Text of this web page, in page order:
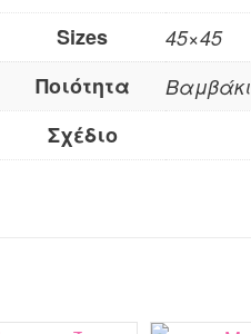
Sizes 45×45
Ποιότητα Βαμβάκι
Σχέδιο